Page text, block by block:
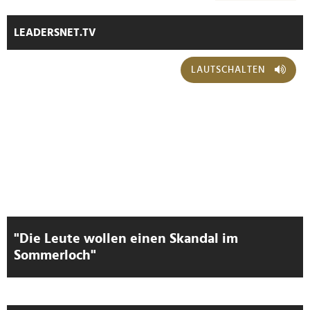
LEADERSNET.TV
LAUTSCHALTEN
"Die Leute wollen einen Skandal im
Sommerloch"